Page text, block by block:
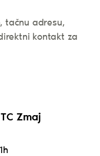
tačnu adresu,
kontakt za
Zmaj